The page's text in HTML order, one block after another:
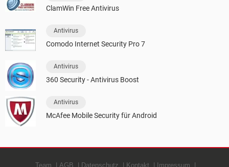
ClamWin Free Antivirus
Antivirus
Comodo Internet Security Pro 7
Antivirus
360 Security - Antivirus Boost
Antivirus
McAfee Mobile Security für Android
Team AGB Datenschutz Kontakt Impressum